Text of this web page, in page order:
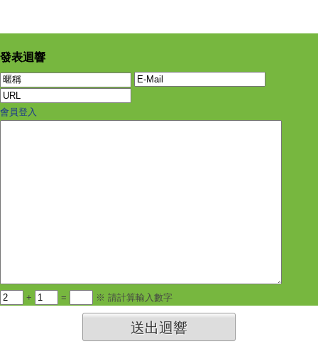
發表迴響
會員登入
+ = ※ 請計算輸入數字
送出迴響